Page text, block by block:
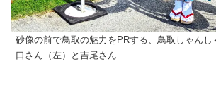
砂像の前で鳥取の魅力をPRする、鳥取しゃんし
口さん（左）と吉尾さん